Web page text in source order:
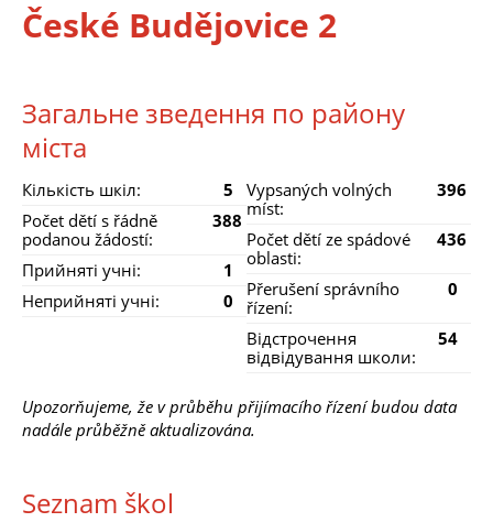
České Budějovice 2
Загальне зведення по району
міста
Кількість шкіл:
5
Počet dětí s řádně
podanou žádostí:
388
Прийняті учні:
1
Неприйняті учні:
0
Vypsaných volných
míst:
396
Počet dětí ze spádové
oblasti:
436
Přerušení správního
řízení:
0
Відстрочення
відвідування школи:
54
Upozorňujeme, že v průběhu přijímacího řízení budou data
nadále průběžně aktualizována.
Seznam škol